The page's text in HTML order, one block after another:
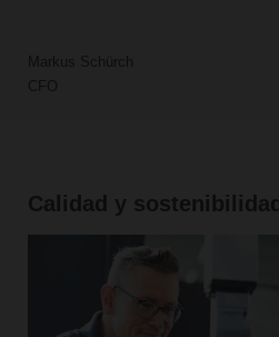
Calidad y sostenibilidad